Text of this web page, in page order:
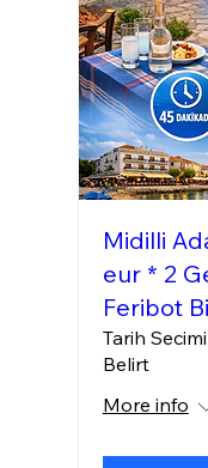
Midilli
eur * 2
Feribot
Tarih
Belirt
More info